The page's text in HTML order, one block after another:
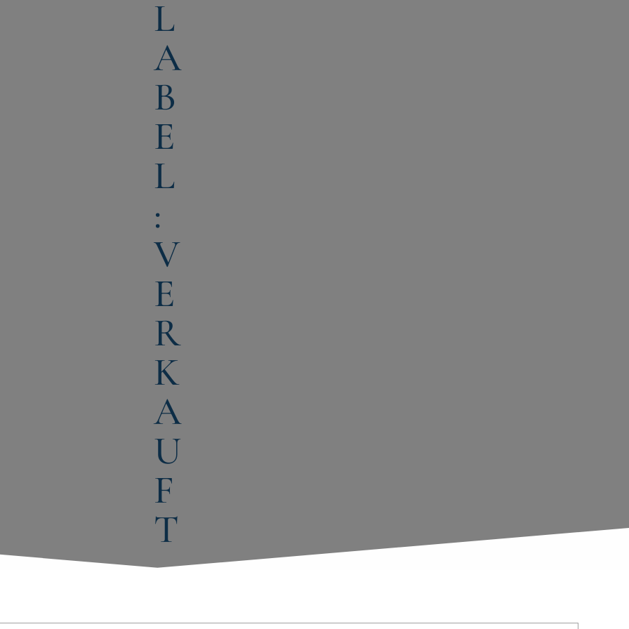
L
A
B
E
L
:
V
E
R
K
A
U
F
T